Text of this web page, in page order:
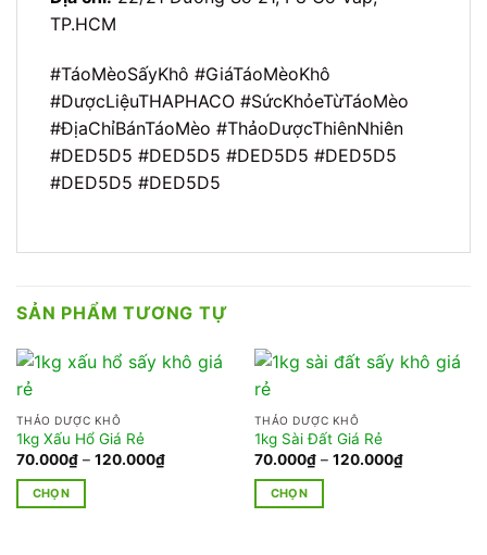
TP.HCM
#TáoMèoSấyKhô #GiáTáoMèoKhô
#DượcLiệuTHAPHACO #SứcKhỏeTừTáoMèo
#ĐịaChỉBánTáoMèo #ThảoDượcThiênNhiên
#DED5D5 #DED5D5 #DED5D5 #DED5D5
#DED5D5 #DED5D5
SẢN PHẨM TƯƠNG TỰ
THẢO DƯỢC KHÔ
1kg Xấu Hổ Giá Rẻ
70.000₫ – 120.000₫Khoảng
giá:
CHỌN
THẢO DƯỢC KHÔ
1kg Sài Đất Giá Rẻ
70.000₫ – 120.000₫Khoảng
giá:
CHỌN